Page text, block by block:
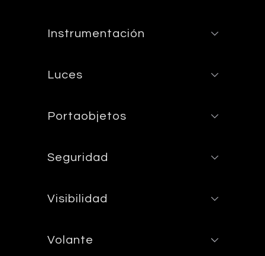
Instrumentación
Luces
Portaobjetos
Seguridad
Visibilidad
Volante